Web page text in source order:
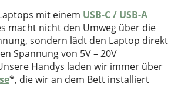
mit einem USB-C / USB-A
macht nicht den Umweg über die
sondern lädt den Laptop direkt
Spannung von 5V – 20V
Handys laden wir immer über
*, die wir an dem Bett installiert